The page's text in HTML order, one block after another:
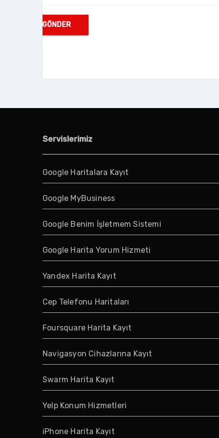
Servislerimiz
Google Haritalara Kayıt
Google MyBusiness
Google Benim İşletmem Sistemi
Google Harita Yorum Hizmeti
Yandex Harita Kayıt
Cep Telefonu Haritaları
Foursquare Harita Kayıt
Navigasyon Cihazlarına Kayıt
Swarm Harita Kayıt
Yelp Konum Hizmetleri
iPhone Harita Kayıt